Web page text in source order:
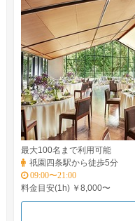
最大100名まで利用可能
祇園四条駅から徒歩5分
09:00〜21:00
料金目安(1h) ￥8,000〜